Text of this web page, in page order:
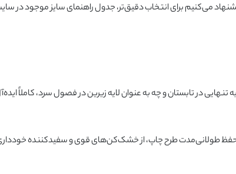
می‌کنیم برای انتخاب دقیق‌تر، جدول راهنمای سایز موجود در
در تابستان و چه به عنوان لایه زیرین در فصول سرد، کاملاً